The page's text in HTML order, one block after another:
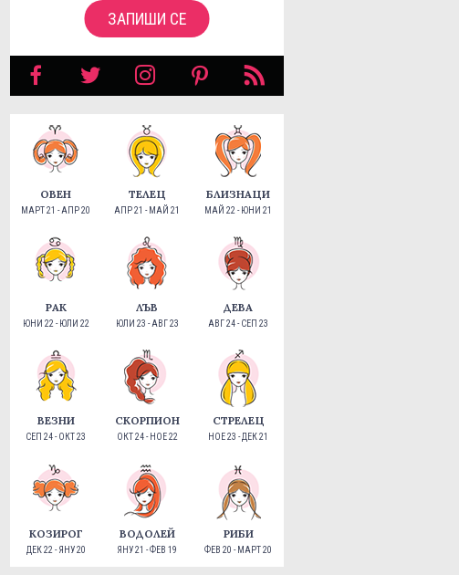
ЗАПИШИ СЕ
ОВЕН
МАРТ 21 - АПР 20
ТЕЛЕЦ
АПР 21 - МАЙ 21
БЛИЗНАЦИ
МАЙ 22 - ЮНИ 21
РАК
ЮНИ 22 - ЮЛИ 22
ЛЪВ
ЮЛИ 23 - АВГ 23
ДЕВА
АВГ 24 - СЕП 23
ВЕЗНИ
СЕП 24 - ОКТ 23
СКОРПИОН
ОКТ 24 - НОЕ 22
СТРЕЛЕЦ
НОЕ 23 - ДЕК 21
КОЗИРОГ
ДЕК 22 - ЯНУ 20
ВОДОЛЕЙ
ЯНУ 21 - ФЕВ 19
РИБИ
ФЕВ 20 - МАРТ 20